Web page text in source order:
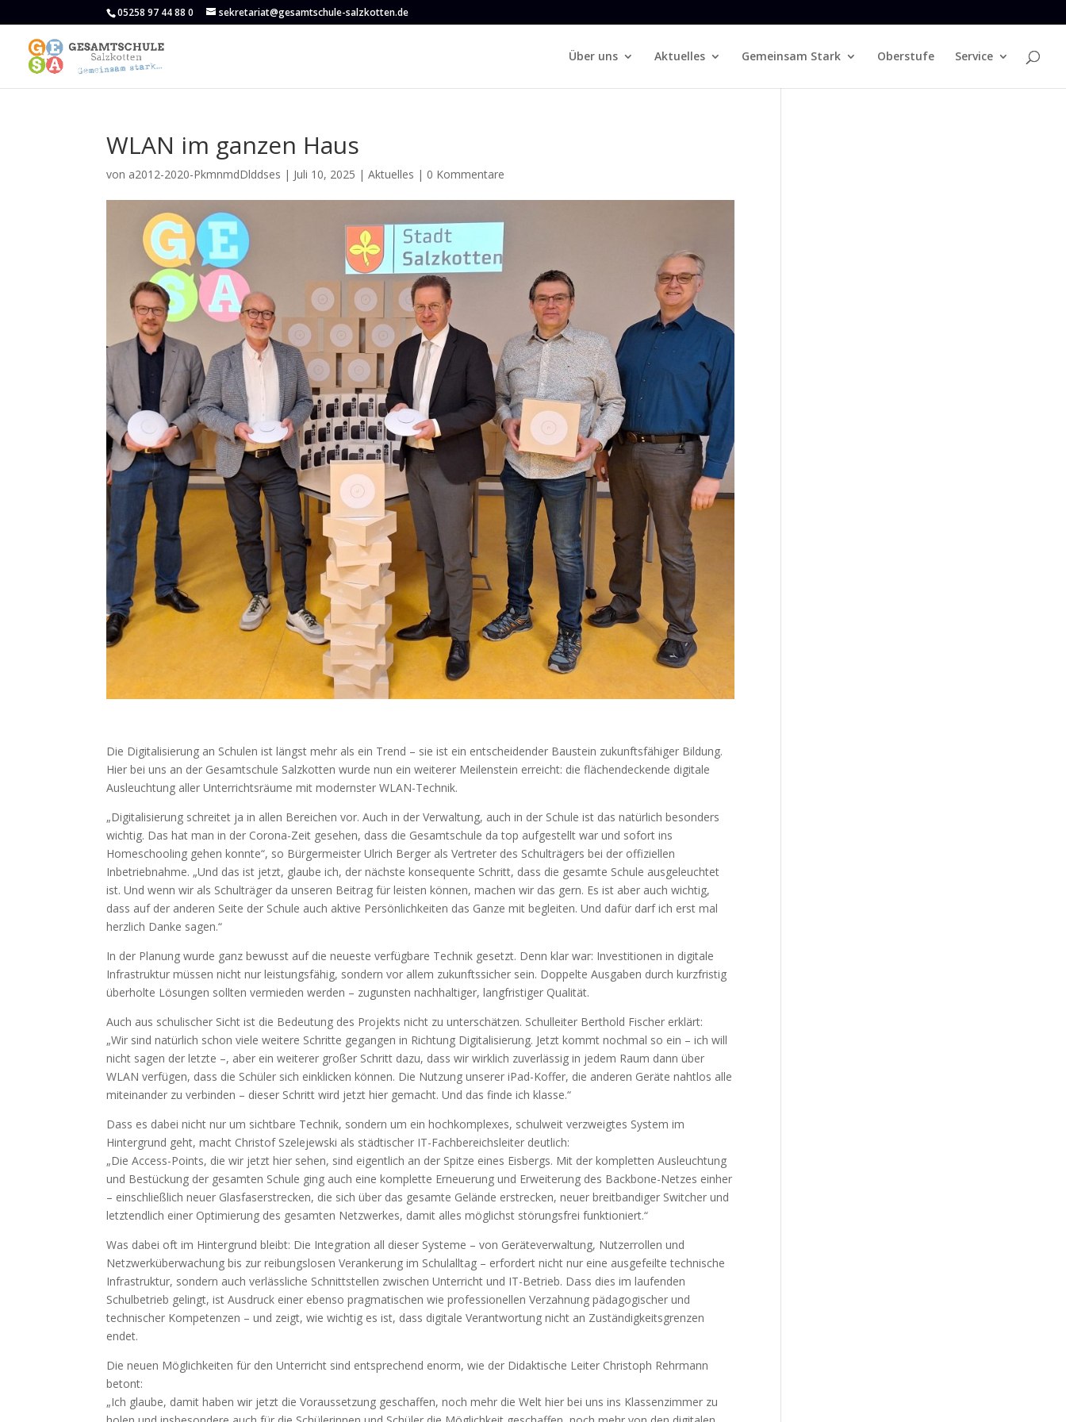
05258 97 44 88 0 sekretariat@gesamtschule-salzkotten.de
Über uns Aktuelles Gemeinsam Stark Oberstufe Service
WLAN im ganzen Haus
von a2012-2020-PkmnmdDlddses | Juli 10, 2025 |Aktuelles | 0 Kommentare
Die Digitalisierung an Schulen ist längst mehr als ein Trend – sie ist ein entscheidender Baustein zukunftsfähiger Bildung.
Hier bei uns an der Gesamtschule Salzkotten wurde nun ein weiterer Meilenstein erreicht: die flächendeckende digitale
Ausleuchtung aller Unterrichtsräume mit modernster WLAN-Technik.
„Digitalisierung schreitet ja in allen Bereichen vor. Auch in der Verwaltung, auch in der Schule ist das natürlich besonders
wichtig. Das hat man in der Corona-Zeit gesehen, dass die Gesamtschule da top aufgestellt war und sofort ins
Homeschooling gehen konnte“, so Bürgermeister Ulrich Berger als Vertreter des Schulträgers bei der offiziellen
Inbetriebnahme. „Und das ist jetzt, glaube ich, der nächste konsequente Schritt, dass die gesamte Schule ausgeleuchtet
ist. Und wenn wir als Schulträger da unseren Beitrag für leisten können, machen wir das gern. Es ist aber auch wichtig,
dass auf der anderen Seite der Schule auch aktive Persönlichkeiten das Ganze mit begleiten. Und dafür darf ich erst mal
herzlich Danke sagen.“
In der Planung wurde ganz bewusst auf die neueste verfügbare Technik gesetzt. Denn klar war: Investitionen in digitale
Infrastruktur müssen nicht nur leistungsfähig, sondern vor allem zukunftssicher sein. Doppelte Ausgaben durch kurzfristig
überholte Lösungen sollten vermieden werden – zugunsten nachhaltiger, langfristiger Qualität.
Auch aus schulischer Sicht ist die Bedeutung des Projekts nicht zu unterschätzen. Schulleiter Berthold Fischer erklärt:
„Wir sind natürlich schon viele weitere Schritte gegangen in Richtung Digitalisierung. Jetzt kommt nochmal so ein – ich will
nicht sagen der letzte –, aber ein weiterer großer Schritt dazu, dass wir wirklich zuverlässig in jedem Raum dann über
WLAN verfügen, dass die Schüler sich einklicken können. Die Nutzung unserer iPad-Koffer, die anderen Geräte nahtlos alle
miteinander zu verbinden – dieser Schritt wird jetzt hier gemacht. Und das finde ich klasse.“
Dass es dabei nicht nur um sichtbare Technik, sondern um ein hochkomplexes, schulweit verzweigtes System im
Hintergrund geht, macht Christof Szelejewski als städtischer IT-Fachbereichsleiter deutlich:
„Die Access-Points, die wir jetzt hier sehen, sind eigentlich an der Spitze eines Eisbergs. Mit der kompletten Ausleuchtung
und Bestückung der gesamten Schule ging auch eine komplette Erneuerung und Erweiterung des Backbone-Netzes einher
– einschließlich neuer Glasfaserstrecken, die sich über das gesamte Gelände erstrecken, neuer breitbandiger Switcher und
letztendlich einer Optimierung des gesamten Netzwerkes, damit alles möglichst störungsfrei funktioniert.“
Was dabei oft im Hintergrund bleibt: Die Integration all dieser Systeme – von Geräteverwaltung, Nutzerrollen und
Netzwerküberwachung bis zur reibungslosen Verankerung im Schulalltag – erfordert nicht nur eine ausgefeilte technische
Infrastruktur, sondern auch verlässliche Schnittstellen zwischen Unterricht und IT-Betrieb. Dass dies im laufenden
Schulbetrieb gelingt, ist Ausdruck einer ebenso pragmatischen wie professionellen Verzahnung pädagogischer und
technischer Kompetenzen – und zeigt, wie wichtig es ist, dass digitale Verantwortung nicht an Zuständigkeitsgrenzen
endet.
Die neuen Möglichkeiten für den Unterricht sind entsprechend enorm, wie der Didaktische Leiter Christoph Rehrmann
betont:
„Ich glaube, damit haben wir jetzt die Voraussetzung geschaffen, noch mehr die Welt hier bei uns ins Klassenzimmer zu